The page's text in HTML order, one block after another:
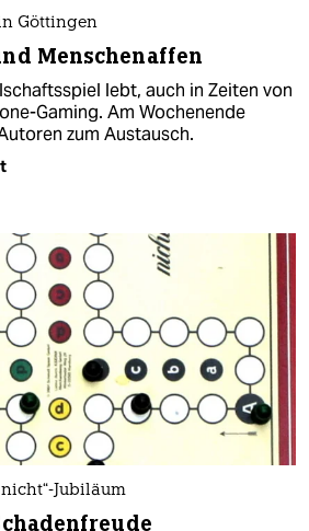
Göttingen
Menschenaffen
lebt, auch in Zeiten von
Gaming. Am Wochenende
zum Austausch.
Jubiläum